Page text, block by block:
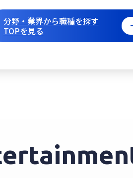
分野・業界から職種を探す
TOPを見る